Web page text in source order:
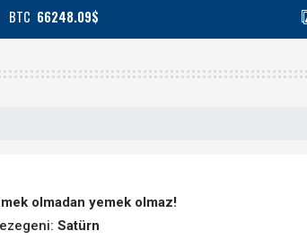
BTC 66248.09$
olmadan yemek olmaz!
Satürn